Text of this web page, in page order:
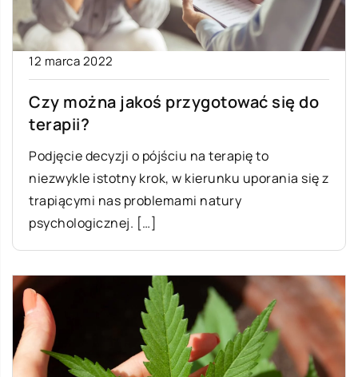
12 marca 2022
Czy można jakoś przygotować się do
terapii?
Podjęcie decyzji o pójściu na terapię to
niezwykle istotny krok, w kierunku uporania się z
trapiącymi nas problemami natury
psychologicznej. […]